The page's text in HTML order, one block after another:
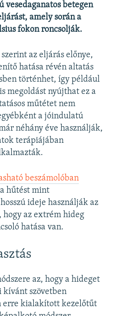
vesedaganatos betegen
amely során a
fokon roncsolják.
az eljárás előnye,
hatása révén altatás
történhet, így például
megoldást nyújthat ez a
műtétet nem
a jóindulatú
néhány éve használják,
terápiájában
beszámolóban
hűtést mint
ideje használják az
hogy az extrém hideg
hatása van.
az, hogy a hideget
kívánt szövetben
erre kialakított kezelőtűt